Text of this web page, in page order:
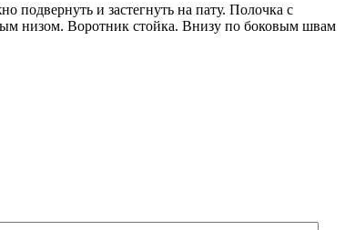
подвернуть и застегнуть на пату. Полочка с
низом. Воротник стойка. Внизу по боковым швам